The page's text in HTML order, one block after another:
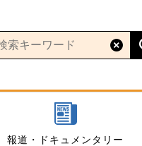
報道・ドキュメンタリー